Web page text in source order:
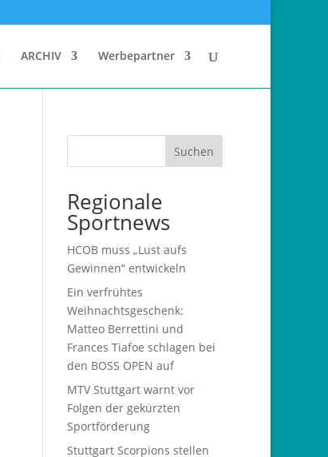
ARCHIV Werbepartner
Suchen
Regionale
Sportnews
HCOB muss „Lust aufs
Gewinnen“ entwickeln
Ein verfrühtes
Weihnachtsgeschenk:
Matteo Berrettini und
Frances Tiafoe schlagen bei
den BOSS OPEN auf
MTV Stuttgart warnt vor
Folgen der gekürzten
Sportförderung
Stuttgart Scorpions stellen